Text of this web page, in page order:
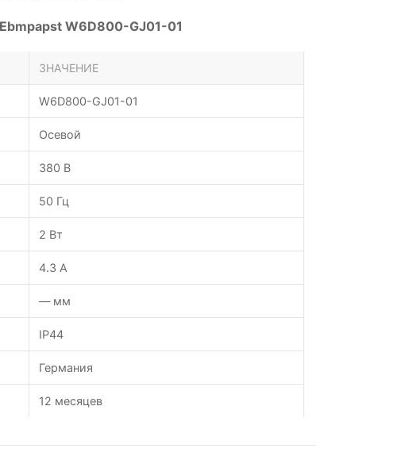
W6D800-GJ01-01
ЗНАЧЕНИЕ
W6D800-GJ01-01
Осевой
380 В
50 Гц
2 Вт
4.3 А
— мм
IP44
Германия
12 месяцев